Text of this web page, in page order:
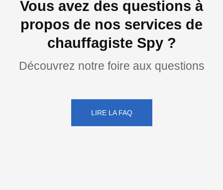
Vous avez des questions à
propos de nos services de
chauffagiste Spy ?
Découvrez notre foire aux questions
LIRE LA FAQ